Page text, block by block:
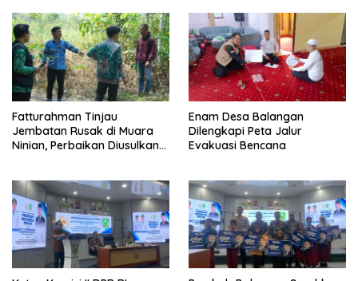
Fatturahman Tinjau
Jembatan Rusak di Muara
Ninian, Perbaikan Diusulkan
Enam Desa Balangan
Dilengkapi Peta Jalur
Evakuasi Bencana